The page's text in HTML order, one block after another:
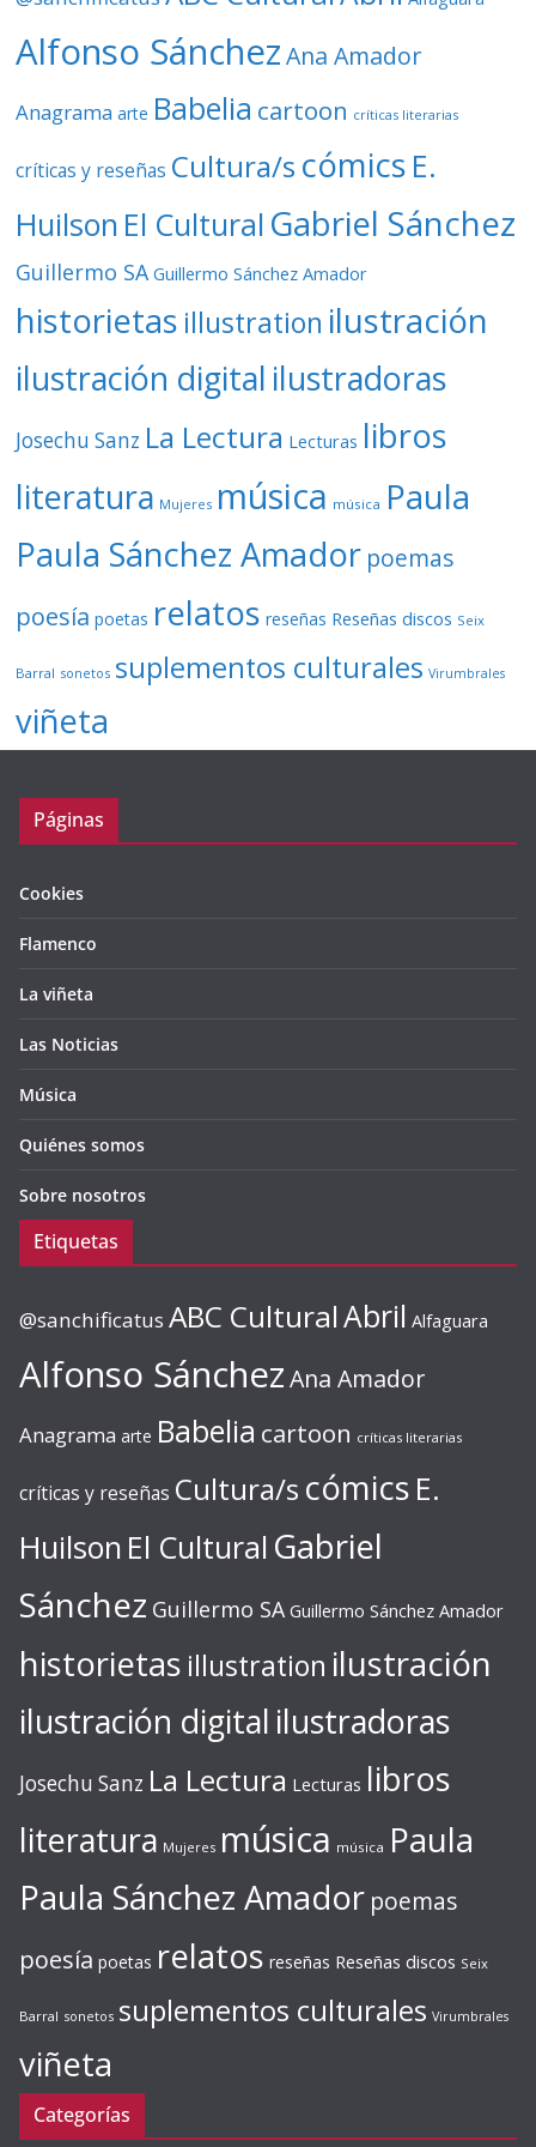
Alfonso Sánchez Ana Amador
Anagrama arte Babelia cartoon críticas literarias
críticas y reseñas Cultura/s cómics E.
Huilson El Cultural Gabriel Sánchez
Guillermo SA Guillermo Sánchez Amador
historietas illustration ilustración
ilustración digital ilustradoras
Josechu Sanz La Lectura Lecturas libros
literatura Mujeres música música Paula
Paula Sánchez Amador poemas
poesía poetas relatos reseñas Reseñas discos Seix
Barral sonetos suplementos culturales Virumbrales
viñeta
Páginas
Cookies
Flamenco
La viñeta
Las Noticias
Música
Quiénes somos
Sobre nosotros
Etiquetas
@sanchificatus ABC CulturalAbril Alfaguara
Alfonso SánchezAna Amador
Anagrama arte Babelia cartoon críticas literarias
críticas y reseñas Cultura/s cómics E.
Huilson El Cultural Gabriel
Sánchez Guillermo SA Guillermo Sánchez Amador
historietas illustration ilustración
ilustración digital ilustradoras
Josechu Sanz La Lectura Lecturas libros
literatura Mujeres música música Paula
Paula Sánchez Amador poemas
poesía poetas relatos reseñas Reseñas discos Seix
Barral sonetos suplementos culturales Virumbrales
viñeta
Categorías